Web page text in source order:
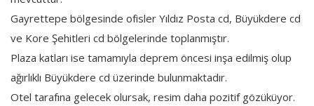
Gayrettepe bölgesinde ofisler Yıldız Posta cd, Büyükdere cd
ve Kore Şehitleri cd bölgelerinde toplanmıştır.
Plaza katları ise tamamıyla deprem öncesi inşa edilmiş olup
ağırlıklı Büyükdere cd üzerinde bulunmaktadır.
Otel tarafına gelecek olursak, resim daha pozitif gözüküyor.